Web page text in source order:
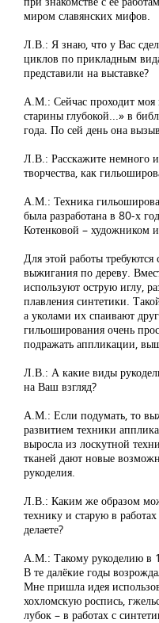
миром славянских мифов.
Л.В.: Я знаю, что у Вас
циклов по прикладным
представили на выставке?
А.М.: Сейчас проходит моя
старины глубокой...» в
года. По сей день она
Л.В.: Расскажите немного
творчества, как
А.М.: Техника
была разработана в 80-х
Котенковой – художником
Для этой работы требуются
выжигания по дереву.
используют острую иглу,
плавления синтетики.
а уколами их спаивают
гильоширования очень
подражать аппликации,
Л.В.: А какие виды
на Ваш взгляд?
А.М.: Если подумать, то
развитием техники
выросла из лоскутной
тканей дают новые
рукоделия.
Л.В.: Каким же образом
технику и старую в
делаете?
А.М.: Такому рукоделию в
В те далёкие годы
Мне пришла идея
хохломскую роспись,
лубок – в работах с